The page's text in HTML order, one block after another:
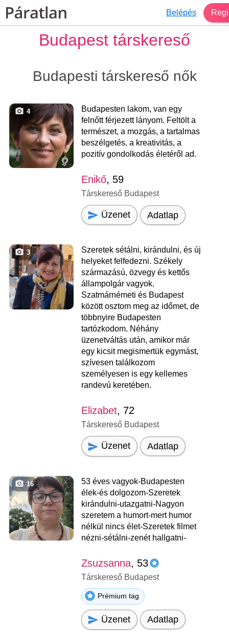
Belépés
Budapest társkereső
Budapesti társkereső nők
4
Budapesten lakom, van egy
felnőtt férjezett lányom. Feltölt a
természet, a mozgás, a tartalmas
beszélgetés, a kreativitás, a
pozitív gondolkodás életéről ad.
Enikő, 59
Társkereső Budapest
Üzenet Adatlap
3
Szeretek sétálni, kirándulni, és új
helyeket felfedezni. Székely
származású, özvegy és kettős
állampolgár vagyok.
Szatmárnémeti és Budapest
között osztom meg az időmet, de
többnyire Budapesten
tartózkodom. Néhány
üzenetváltás után, amikor már
egy kicsit megismertük egymást,
szívesen találkozom
személyesen is egy kellemes
randevú keretében.
Elizabet, 72
Társkereső Budapest
Üzenet Adatlap
16
53 éves vagyok-Budapesten
élek-és dolgozom-Szeretek
kirándulni-utazgatni-Nagyon
szeretem a humort-mert humor
nélkül nincs élet-Szeretek filmet
nézni-sétálni-zenét hallgatni-
Zsuzsanna, 53
Társkereső Budapest
Prémium tag
Üzenet Adatlap